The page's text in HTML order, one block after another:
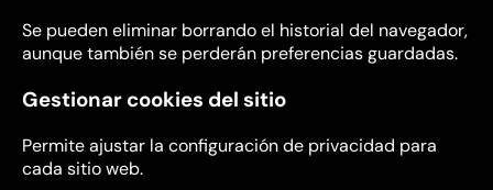
Se pueden eliminar borrando el historial del navegador,
aunque también se perderán preferencias guardadas.
Gestionar cookies del sitio
Permite ajustar la configuración de privacidad para
cada sitio web.